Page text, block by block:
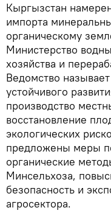
Кыргызстан
импорта
органическому
Министерство
хозяйства и
Ведомство
устойчивого
производство
восстановление
экологических
предложены меры
органические
Минсельхоза,
безопасность и
агросектора.